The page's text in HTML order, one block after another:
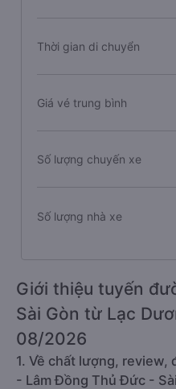
Thời gian di chuyển
Giá vé trung bình
Số lượng chuyến xe
Số lượng nhà xe
Giới thiệu tuyến
Sài Gòn từ Lạc
08/2026
1. Về chất lượng, review,
- Lâm Đồng Thủ Đức -